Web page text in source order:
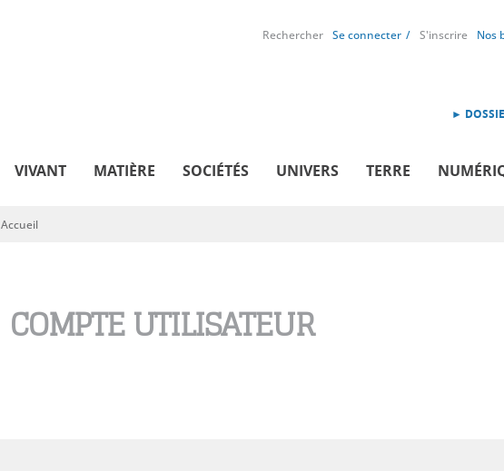
Rechercher Se connecter S'inscrire Nos
►
VIVANT MATIÈRE SOCIÉTÉS UNIVERS TERRE
Vous êtes ici
Accueil
COMPTE UTILISATEUR